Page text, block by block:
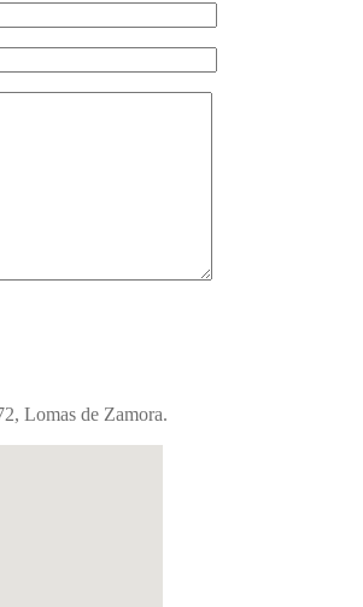
Lomas de Zamora.